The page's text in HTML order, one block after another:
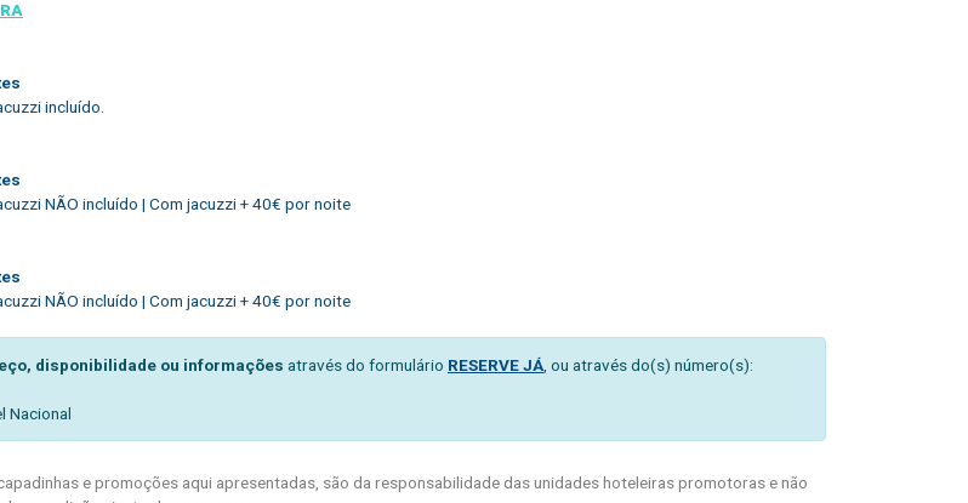
incluído.
NÃO incluído | Com jacuzzi + 40€ por noite
NÃO incluído | Com jacuzzi + 40€ por noite
disponibilidade ou informações através do formulário RESERVE JÁ, ou através do(s) número(s):
Nacional
e promoções aqui apresentadas, são da responsabilidade das unidades hoteleiras promotoras e não